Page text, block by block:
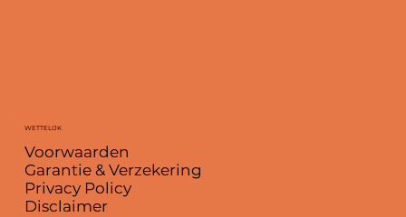
WETTELIJK
Voorwaarden
Garantie & Verzekering
Privacy Policy
Disclaimer